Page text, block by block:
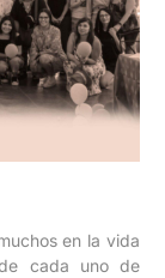
en la vida
cada uno de